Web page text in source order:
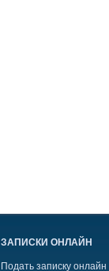
ЗАПИСКИ ОНЛАЙН
Подать записку онлайн